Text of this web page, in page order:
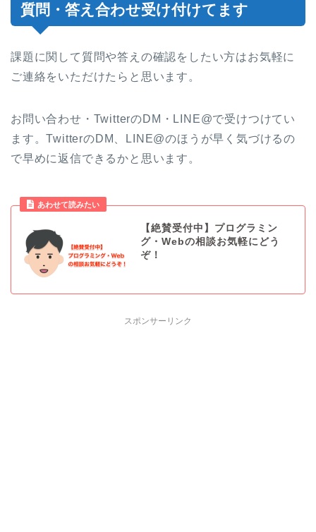
質問・答え合わせ受け付けてます
課題に関して質問や答えの確認をしたい方はお気軽に
ご連絡をいただけたらと思います。
お問い合わせ・TwitterのDM・LINE@で受けつけてい
ます。TwitterのDM、LINE@のほうが早く気づけるの
で早めに返信できるかと思います。
あわせて読みたい
【絶賛受付中】プログラミン
グ・Webの相談お気軽にどう
ぞ！
スポンサーリンク